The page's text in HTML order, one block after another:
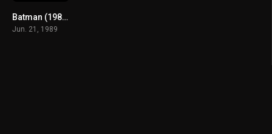
Batman (1989) แบทแมน
Jun. 21, 1989